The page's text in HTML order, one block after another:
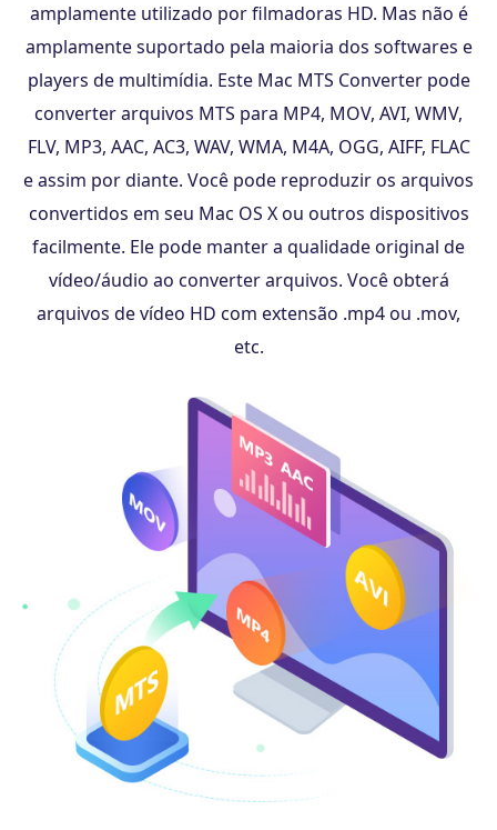
amplamente utilizado por filmadoras HD. Mas não é
amplamente suportado pela maioria dos softwares e
players de multimídia. Este Mac MTS Converter pode
converter arquivos MTS para MP4, MOV, AVI, WMV,
FLV, MP3, AAC, AC3, WAV, WMA, M4A, OGG, AIFF, FLAC
e assim por diante. Você pode reproduzir os arquivos
convertidos em seu Mac OS X ou outros dispositivos
facilmente. Ele pode manter a qualidade original de
vídeo/áudio ao converter arquivos. Você obterá
arquivos de vídeo HD com extensão .mp4 ou .mov,
etc.